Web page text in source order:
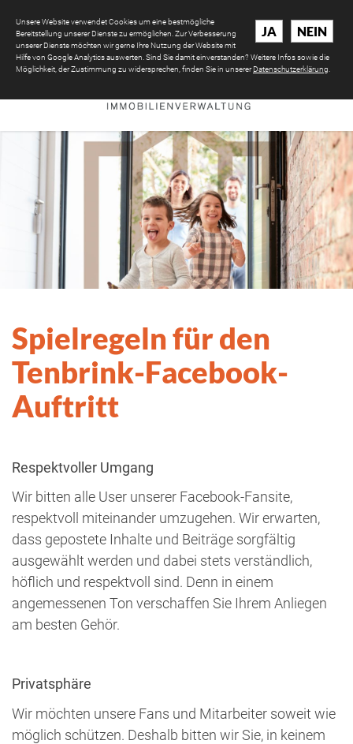
Spielregeln für den
Tenbrink-Facebook-
Auftritt
Respektvoller Umgang
Wir bitten alle User unserer Facebook-Fansite,
respektvoll miteinander umzugehen. Wir erwarten,
dass gepostete Inhalte und Beiträge sorgfältig
ausgewählt werden und dabei stets verständlich,
höflich und respektvoll sind. Denn in einem
angemessenen Ton verschaffen Sie Ihrem Anliegen
am besten Gehör.
Privatsphäre
Wir möchten unsere Fans und Mitarbeiter soweit wie
möglich schützen. Deshalb bitten wir Sie, in keinem
NEIN
JA
Unsere Website verwendet Cookies um eine bestmögliche
Bereitstellung unserer Dienste zu ermöglichen. Zur Verbesserung
unserer Dienste möchten wir gerne Ihre Nutzung der Website mit
Hilfe von Google Analytics auswerten. Sind Sie damit einverstanden? Weitere Infos sowie die
Möglichkeit, der Zustimmung zu widersprechen, finden Sie in unsererDatenschutzerklärung